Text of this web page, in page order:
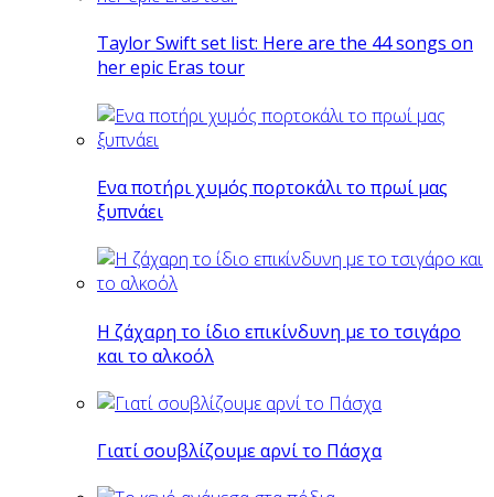
Taylor Swift set list: Here are the 44 songs on
her epic Eras tour
Eνα ποτήρι χυμός πορτοκάλι το πρωί μας
ξυπνάει
Η ζάχαρη το ίδιο επικίνδυνη με το τσιγάρο
και το αλκοόλ
Γιατί σουβλίζουμε αρνί το Πάσχα